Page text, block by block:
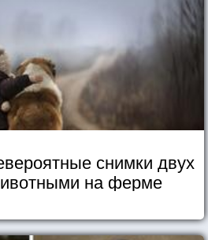
снимки двух
на ферме